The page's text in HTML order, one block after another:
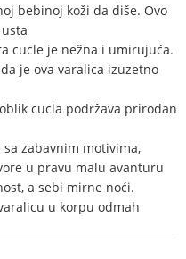
bebinoj koži da diše. Ovo
cucle je nežna i umirujuća.
je ova varalica izuzetno
cucla podržava prirodan
zabavnim motivima,
u pravu malu avanturu
a sebi mirne noći.
u korpu odmah